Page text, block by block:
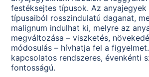
festéksejtes típusok. Az
típusaiból rosszindulatú daganat,
malignum indulhat ki, melyre az
megváltozása – viszketés,
módosulás – hívhatja fel a
kapcsolatos rendszeres, évenkénti
fontosságú.